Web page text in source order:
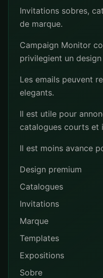
Invitations sobres,
de marque.
Campaign Monitor
privilegient un
Les emails peuvent
elegants.
Il est utile pour
catalogues courts et
Il est moins avance
Design premium
Catalogues
Invitations
Marque
Templates
Expositions
Sobre